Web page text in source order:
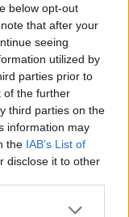
below opt-out
that after your
seeing
utilized by
parties prior to
of the further
third parties on the
information may
the IAB’s List of
disclose it to other
σταθμοί
η ΓΑΙΑΟΣΕ
δεσμευτικού
έως τις 15